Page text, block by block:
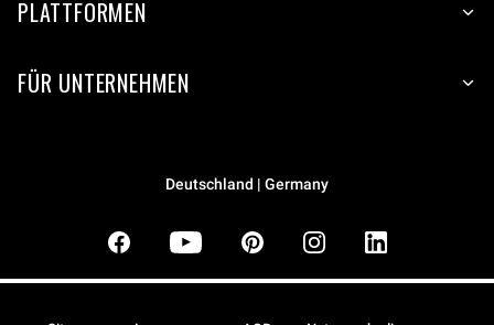
PLATTFORMEN
FÜR UNTERNEHMEN
Deutschland | Germany